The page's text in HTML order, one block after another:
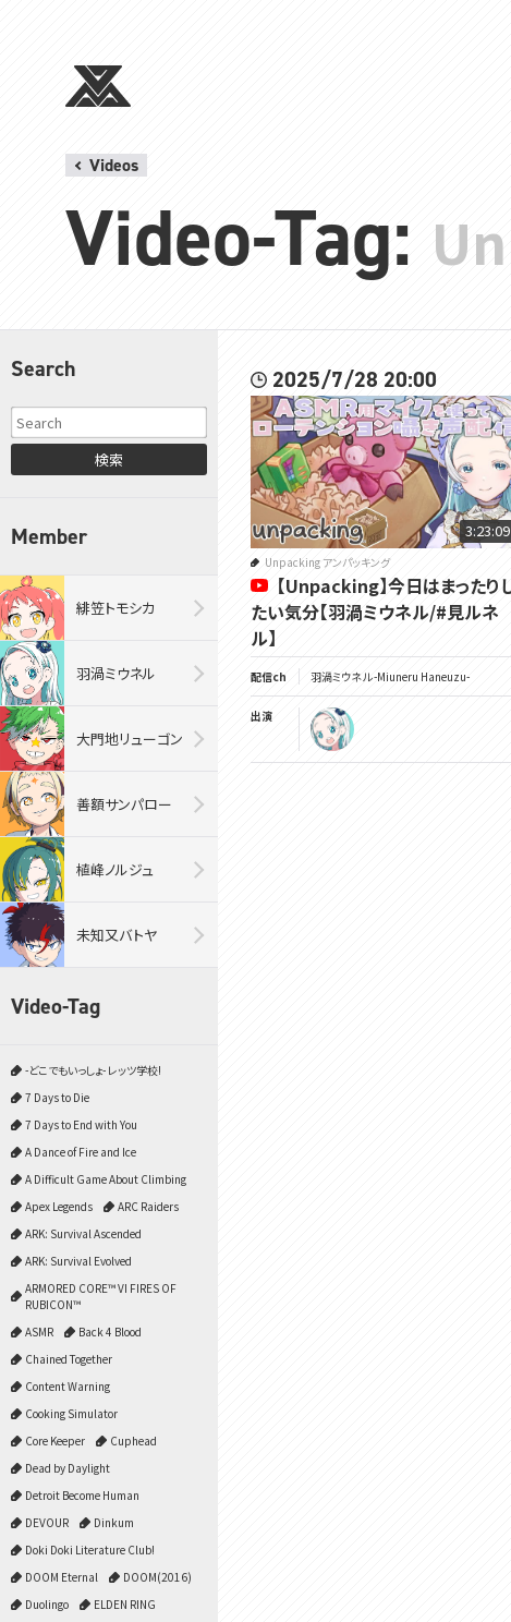
Videos
Video-Tag:
Search
検索
Member
緋笠トモシカ
羽渦ミウネル
大門地リューゴン
善額サンパロー
植峰ノルジュ
未知又バトヤ
Video-Tag
-どこでもいっしょ- レッツ学校!
7 Days to Die
7 Days to End with You
A Dance of Fire and Ice
A Difficult Game About Climbing
Apex Legends
ARC Raiders
ARK: Survival Ascended
ARK: Survival Evolved
ARMORED CORE™ VI FIRES OF
RUBICON™
ASMR
Back 4 Blood
Chained Together
Content Warning
Cooking Simulator
Core Keeper
Cuphead
Dead by Daylight
Detroit Become Human
DEVOUR
Dinkum
Doki Doki Literature Club!
DOOM Eternal
DOOM(2016)
Duolingo
ELDEN RING
2025/7/28 20:00
3:23:09
Unpacking アンパッキング
【Unpacking】今日はまったり
たい気分【羽渦ミウネル/#見ルネ
ル】
配信ch 羽渦ミウネル -Miuneru Haneuzu-
出演